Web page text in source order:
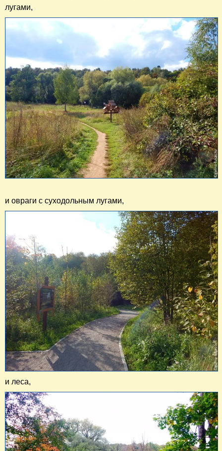
лугами,
и овраги с суходольным лугами,
и леса,